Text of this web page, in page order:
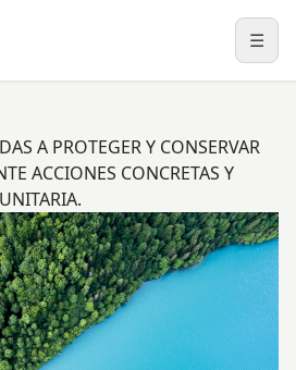
☰
A PROTEGER Y CONSERVAR
ACCIONES CONCRETAS Y